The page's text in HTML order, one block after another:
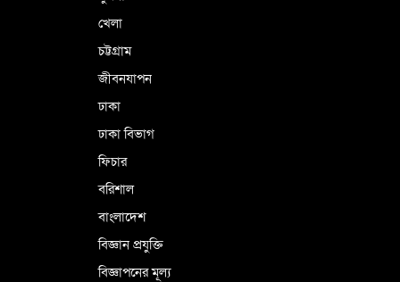
খেলা
চট্টগ্রাম
জীবনযাপন
ঢাকা
ঢাকা বিভাগ
ফিচার
বরিশাল
বাংলাদেশ
বিজ্ঞান প্রযুক্তি
বিজ্ঞাপনের মূল্য